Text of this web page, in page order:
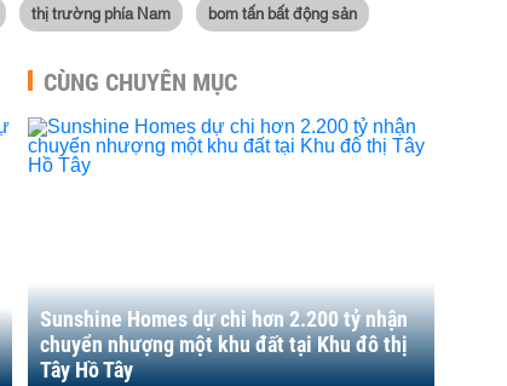
thị trường phía Nam bom tấn bất động sản
CÙNG CHUYÊN MỤC
Sunshine Homes dự chi hơn 2.200 tỷ nhận
chuyển nhượng một khu đất tại Khu đô thị
Tây Hồ Tây